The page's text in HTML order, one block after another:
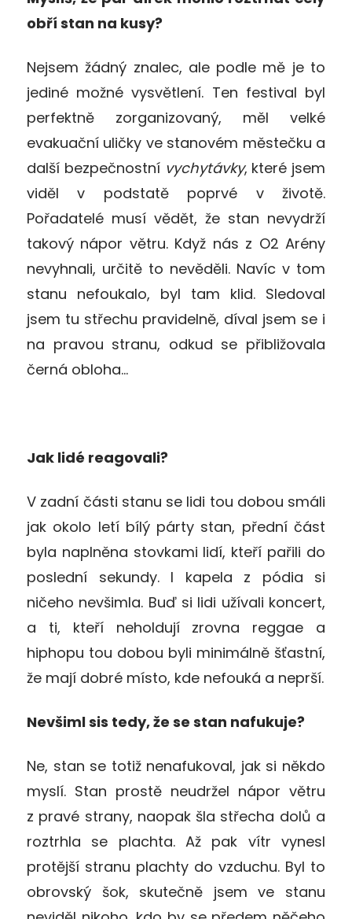
obří stan na kusy?
Nejsem žádný znalec, ale podle mě je to
jediné možné vysvětlení. Ten festival byl
perfektně zorganizovaný, měl velké
evakuační uličky ve stanovém městečku a
další bezpečnostní vychytávky, které jsem
viděl v podstatě poprvé v životě.
Pořadatelé musí vědět, že stan nevydrží
takový nápor větru. Když nás z O2 Arény
nevyhnali, určitě to nevěděli. Navíc v tom
stanu nefoukalo, byl tam klid. Sledoval
jsem tu střechu pravidelně, díval jsem se i
na pravou stranu, odkud se přibližovala
černá obloha…
Jak lidé reagovali?
V zadní části stanu se lidi tou dobou smáli
jak okolo letí bílý párty stan, přední část
byla naplněna stovkami lidí, kteří pařili do
poslední sekundy. I kapela z pódia si
ničeho nevšimla. Buď si lidi užívali koncert,
a ti, kteří neholdují zrovna reggae a
hiphopu tou dobou byli minimálně šťastní,
že mají dobré místo, kde nefouká a neprší.
Nevšiml sis tedy, že se stan nafukuje?
Ne, stan se totiž nenafukoval, jak si někdo
myslí. Stan prostě neudržel nápor větru
z pravé strany, naopak šla střecha dolů a
roztrhla se plachta. Až pak vítr vynesl
protější stranu plachty do vzduchu. Byl to
obrovský šok, skutečně jsem ve stanu